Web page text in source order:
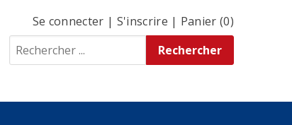
Se connecter | S'inscrire | Panier (0)